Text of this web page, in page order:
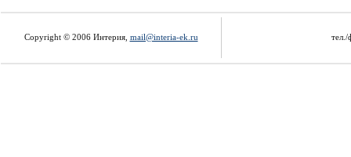
Copyright © 2006 Интерия, mail@interia-ek.ru